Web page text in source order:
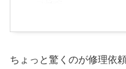
ちょっと驚くのが修理依